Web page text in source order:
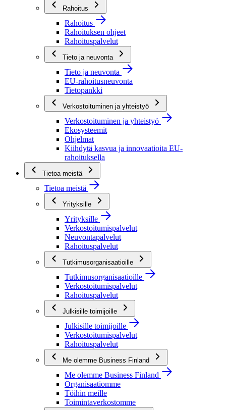
Rahoitus
Rahoitus
Rahoituksen ohjeet
Rahoituspalvelut
Tieto ja neuvonta
Tieto ja neuvonta
EU-rahoitusneuvonta
Tietopankki
Verkostoituminen ja yhteistyö
Verkostoituminen ja yhteistyö
Ekosysteemit
Ohjelmat
Kiihdytä kasvua ja innovaatioita EU-
rahoituksella
Tietoa meistä
Tietoa meistä
Yrityksille
Yrityksille
Verkostoitumispalvelut
Neuvontapalvelut
Rahoituspalvelut
Tutkimusorganisaatioille
Tutkimusorganisaatioille
Verkostoitumispalvelut
Rahoituspalvelut
Julkisille toimijoille
Julkisille toimijoille
Verkostoitumispalvelut
Rahoituspalvelut
Me olemme Business Finland
Me olemme Business Finland
Organisaatiomme
Töihin meille
Toimintaverkostomme